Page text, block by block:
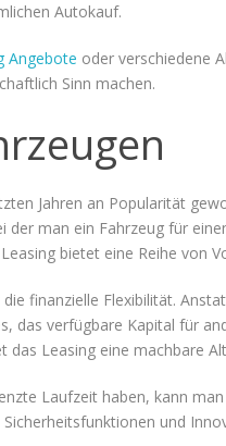
Autokauf.
Angebote oder verschiedene
Sinn machen.
Jahren an Popularität
der man ein Fahrzeug für
bietet eine Reihe
finanzielle Flexibilität.
das verfügbare Kapital für
Leasing eine machbare
Laufzeit haben, kann
und